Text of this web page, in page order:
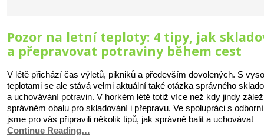
Pozor na letní teploty: 4 tipy, jak
a přepravovat potraviny během cest
V létě přichází čas výletů, pikniků a především dovolených. S
teplotami se ale stává velmi aktuální také otázka správného
a uchovávání potravin. V horkém létě totiž více než kdy jindy
správném obalu pro skladování i přepravu. Ve spolupráci s
jsme pro vás připravili několik tipů, jak správně balit a uchovávat
Continue Reading…